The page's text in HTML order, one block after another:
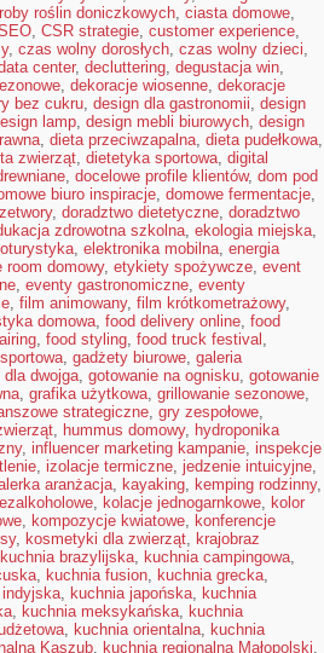
roślin doniczkowych, ciasta domowe,
, CSR strategie, customer experience,
, czas wolny dorosłych, czas wolny dzieci,
center, decluttering, degustacja win,
, dekoracje wiosenne, dekoracje
bez cukru, design dla gastronomii, design
lamp, design mebli biurowych, design
, dieta przeciwzapalna, dieta pudełkowa,
zwierząt, dietetyka sportowa, digital
, docelowe profile klientów, dom pod
biuro inspiracje, domowe fermentacje,
, doradztwo dietetyczne, doradztwo
zdrowotna szkolna, ekologia miejska,
, elektronika mobilna, energia
room domowy, etykiety spożywcze, event
, eventy gastronomiczne, eventy
, film animowany, film krótkometrażowy,
domowa, food delivery online, food
, food styling, food truck festival ,
, gadżety biurowe, galeria
dla dwojga, gotowanie na ognisku, gotowanie
, grafika użytkowa, grillowanie sezonowe,
strategiczne, gry zespołowe,
, hummus domowy, hydroponika
, influencer marketing kampanie, inspekcje
, izolacje termiczne, jedzenie intuicyjne,
aranżacja, kayaking, kemping rodzinny,
, kolacje jednogarnkowe, kolor
, kompozycje kwiatowe, konferencje
, kosmetyki dla zwierząt, krajobraz
kuchnia brazylijska, kuchnia campingowa,
, kuchnia fusion, kuchnia grecka,
indyjska, kuchnia japońska, kuchnia
, kuchnia meksykańska, kuchnia
, kuchnia orientalna, kuchnia
Kaszub, kuchnia regionalna Małopolski,